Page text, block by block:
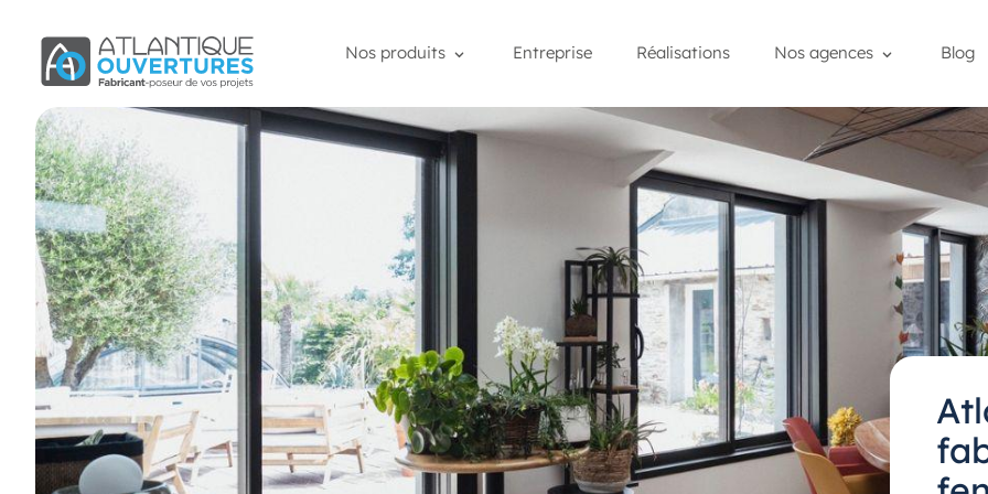
Nos produits Entreprise Réalisations Nos agences Blog